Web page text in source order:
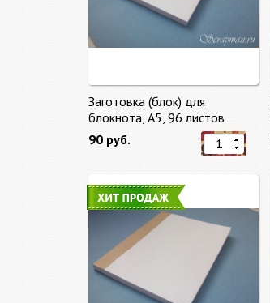
Заготовка (блок) для
блокнота, А5, 96 листов
90 руб.